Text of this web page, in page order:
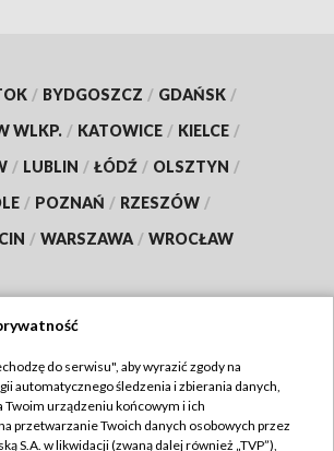
/ BYDGOSZCZ / GDAŃSK /
WLKP. / KATOWICE / KIELCE /
/ LUBLIN / ŁÓDŹ / OLSZTYN /
/ POZNAŃ / RZESZÓW /
/ WARSZAWA / WROCŁAW
TVP
Regulamin TVP
do serwisu", aby wyrazić zgody na
automatycznego śledzenia i zbierania danych,
Twoim urządzeniu końcowym i ich
przetwarzanie Twoich danych osobowych przez
S.A. w likwidacji (zwaną dalej również „TVP”),